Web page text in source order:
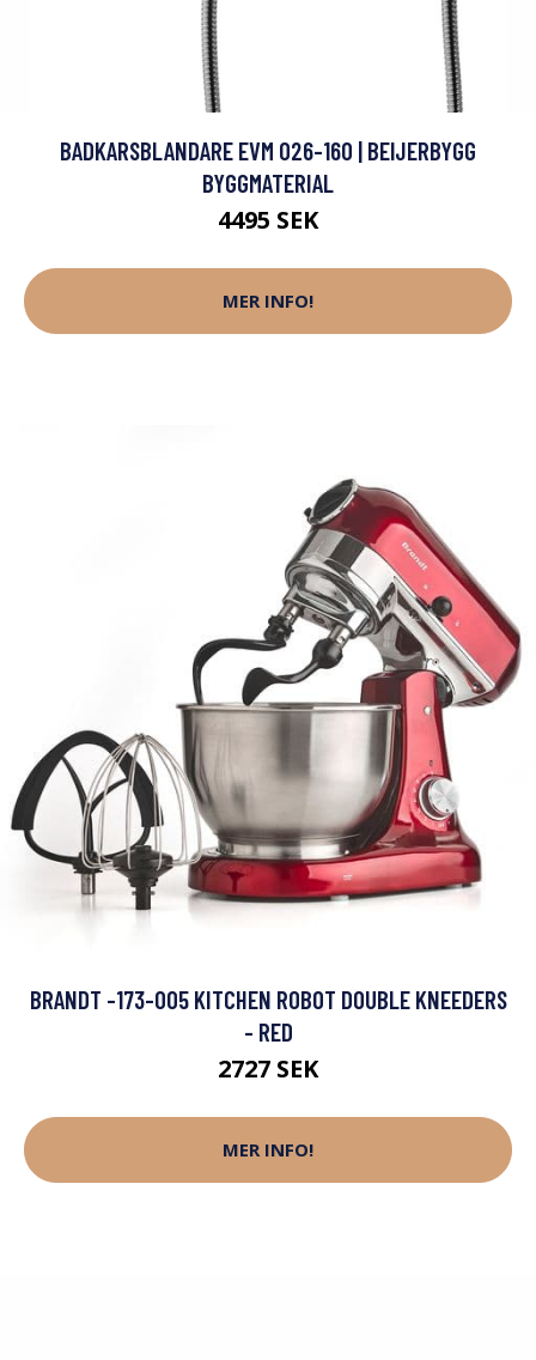
BADKARSBLANDARE EVM 026-160 | BEIJERBYGG
BYGGMATERIAL
4495 SEK
MER INFO!
BRANDT -173-005 KITCHEN ROBOT DOUBLE KNEEDERS
- RED
2727 SEK
MER INFO!